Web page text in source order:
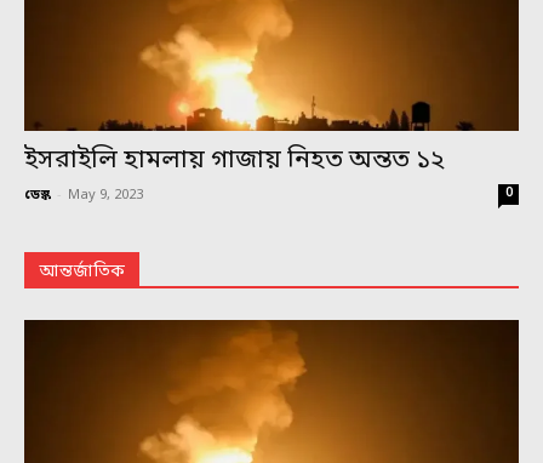
ইসরাইলি হামলায় গাজায় নিহত অন্তত ১২
ডেস্ক - May 9, 2023 0
আন্তর্জাতিক